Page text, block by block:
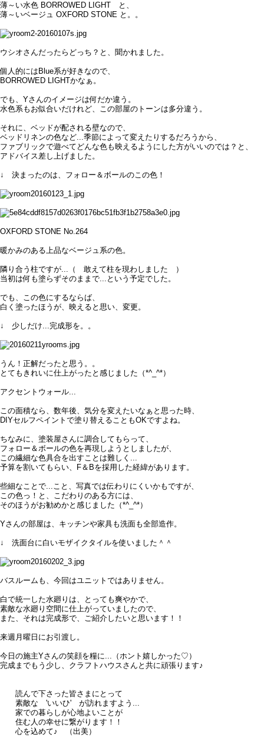
薄～い水色 BORROWED LIGHT と、
薄～いベージュ OXFORD STONE と。。
ウシオさんだったらどっち？と、聞かれました。
個人的にはBlue系が好きなので、
BORROWED LIGHTかなぁ。
でも、Yさんのイメージは何だか違う。
水色系もお似合いだけれど、この部屋のトーンは多分違う。
それに、ベッドが配される壁なので、
ベッドリネンの色など...季節によって変えたりするだろうから、
ファブリックで遊べてどんな色も映えるようにした方がいいのでは？と、
アドバイス差し上げました。
↓ 決まったのは、フォロー＆ボールのこの色！
OXFORD STONE No.264
暖かみのある上品なベージュ系の色。
隣り合う柱ですが...（ 敢えて柱を現わしました ）
当初は何も塗らずそのままで...という予定でした。
でも、この色にするならば、
白く塗ったほうが、映えると思い、変更。
↓ 少しだけ...完成形を。。
うん！正解だったと思う。。
とてもきれいに仕上がったと感じました（*^_^*）
アクセントウォール...
この面積なら、数年後、気分を変えたいなぁと思った時、
DIYセルフペイントで塗り替えることもOKですよね。
ちなみに、塗装屋さんに調合してもらって、
フォロー＆ボールの色を再現しようとしましたが、
この繊細な色具合を出すことは難しく...
予算を割いてもらい、F＆Bを採用した経緯があります。
些細なことで...こと、写真では伝わりにくいかもですが、
この色っ！と、こだわりのある方には、
そのほうがお勧めかと感じました（*^_^*）
Yさんの部屋は、キッチンや家具も洗面も全部造作。
↓ 洗面台に白いモザイクタイルを使いました＾＾
バスルームも、今回はユニットではありません。
白で統一した水廻りは、とっても爽やかで、
素敵な水廻り空間に仕上がっていましたので、
また、それは完成形で、ご紹介したいと思います！！
来週月曜日にお引渡し。
今日の施主Yさんの笑顔を糧に...（ホント嬉しかった♡）
完成までもう少し、クラフトハウスさんと共に頑張ります♪
読んで下さった皆さまにとって
素敵な 'いいひ' が訪れますよう...
家での暮らしが心地よいことが
住む人の幸せに繋がります！！
心を込めて♪ （出美）